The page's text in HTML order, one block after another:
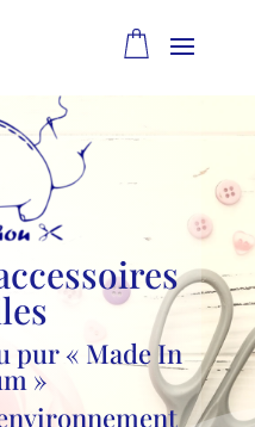
pur « Made In
»